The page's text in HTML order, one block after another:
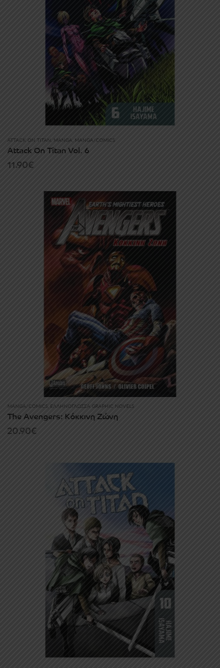
ATTACK ON TITAN MANGA, MANGA/COMICS
Attack On Titan Vol. 6
11.90€
MANGA/COMICS, ΕΛΛΗΝΌΓΛΩΣΣΑ GRAPHIC NOVELS
The Avengers: Κόκκινη Ζώνη
20.90€